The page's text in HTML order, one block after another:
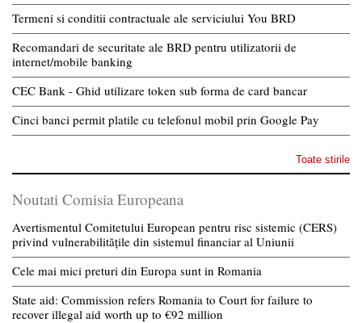
Termeni si conditii contractuale ale serviciului You BRD
Recomandari de securitate ale BRD pentru utilizatorii de
internet/mobile banking
CEC Bank - Ghid utilizare token sub forma de card bancar
Cinci banci permit platile cu telefonul mobil prin Google Pay
Toate stirile
Noutati Comisia Europeana
Avertismentul Comitetului European pentru risc sistemic (CERS)
privind vulnerabilitățile din sistemul financiar al Uniunii
Cele mai mici preturi din Europa sunt in Romania
State aid: Commission refers Romania to Court for failure to
recover illegal aid worth up to €92 million